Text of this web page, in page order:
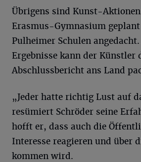
Übrigens sind Kunst-
Erasmus-Gymnasium
Pulheimer Schulen
Ergebnisse kann der Künstler
Abschlussbericht ans Land
„Jeder hatte richtig Lust auf
resümiert Schröder seine
hofft er, dass auch die
Interesse reagieren und über
kommen wird.